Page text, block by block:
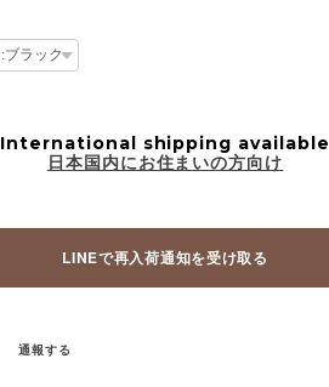
International shipping available
日本国内にお住まいの方向け
LINEで再入荷通知を受け取る
通報する